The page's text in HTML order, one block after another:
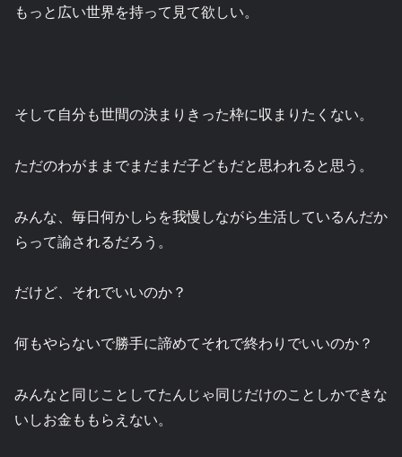
もっと広い世界を持って見て欲しい。
そして自分も世間の決まりきった枠に収まりたくない。
ただのわがままでまだまだ子どもだと思われると思う。
みんな、毎日何かしらを我慢しながら生活しているんだか
らって諭されるだろう。
だけど、それでいいのか？
何もやらないで勝手に諦めてそれで終わりでいいのか？
みんなと同じことしてたんじゃ同じだけのことしかできな
いしお金ももらえない。